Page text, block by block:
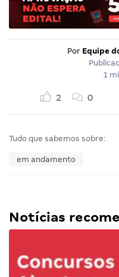
Por Equipe
1
2 0
Tudo que sabemos sobre:
em andamento
Notícias